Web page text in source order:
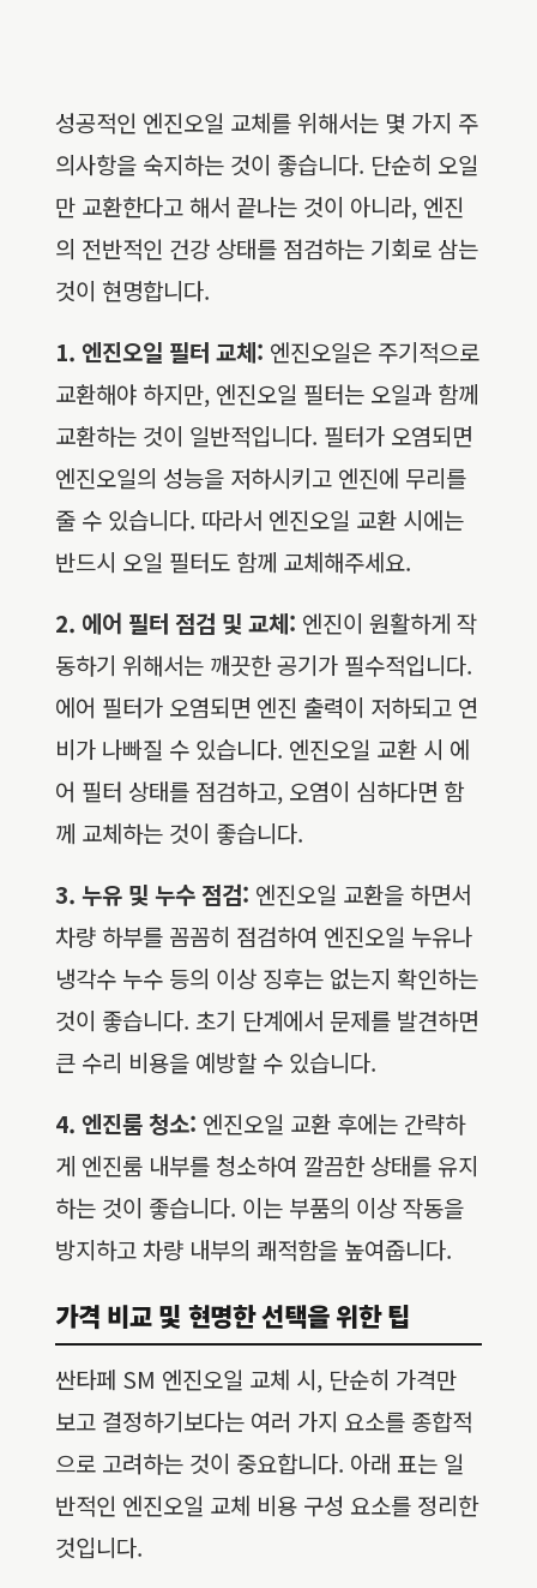
성공적인 엔진오일 교체를 위해서는 몇 가지 주
의사항을 숙지하는 것이 좋습니다. 단순히 오일
만 교환한다고 해서 끝나는 것이 아니라, 엔진
의 전반적인 건강 상태를 점검하는 기회로 삼는
것이 현명합니다.
1. 엔진오일 필터 교체: 엔진오일은 주기적으로
교환해야 하지만, 엔진오일 필터는 오일과 함께
교환하는 것이 일반적입니다. 필터가 오염되면
엔진오일의 성능을 저하시키고 엔진에 무리를
줄 수 있습니다. 따라서 엔진오일 교환 시에는
반드시 오일 필터도 함께 교체해주세요.
2. 에어 필터 점검 및 교체: 엔진이 원활하게 작
동하기 위해서는 깨끗한 공기가 필수적입니다.
에어 필터가 오염되면 엔진 출력이 저하되고 연
비가 나빠질 수 있습니다. 엔진오일 교환 시 에
어 필터 상태를 점검하고, 오염이 심하다면 함
께 교체하는 것이 좋습니다.
3. 누유 및 누수 점검: 엔진오일 교환을 하면서
차량 하부를 꼼꼼히 점검하여 엔진오일 누유나
냉각수 누수 등의 이상 징후는 없는지 확인하는
것이 좋습니다. 초기 단계에서 문제를 발견하면
큰 수리 비용을 예방할 수 있습니다.
4. 엔진룸 청소: 엔진오일 교환 후에는 간략하
게 엔진룸 내부를 청소하여 깔끔한 상태를 유지
하는 것이 좋습니다. 이는 부품의 이상 작동을
방지하고 차량 내부의 쾌적함을 높여줍니다.
가격 비교 및 현명한 선택을 위한 팁
싼타페 SM 엔진오일 교체 시, 단순히 가격만
보고 결정하기보다는 여러 가지 요소를 종합적
으로 고려하는 것이 중요합니다. 아래 표는 일
반적인 엔진오일 교체 비용 구성 요소를 정리한
것입니다.